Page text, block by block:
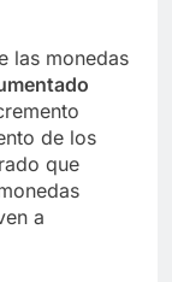
las monedas
de los
que
a